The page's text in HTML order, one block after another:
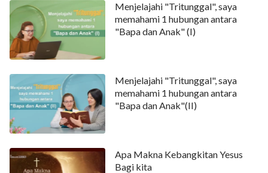
Menjelajahi "Tritunggal", saya
memahami 1 hubungan antara
"Bapa dan Anak" (I)
Menjelajahi "Tritunggal", saya
memahami 1 hubungan antara
"Bapa dan Anak"(II)
Apa Makna Kebangkitan Yesus
Bagi kita